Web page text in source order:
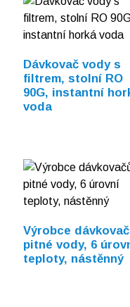
Dávkovač vody s
filtrem, stolní RO
90G, instantní
voda
Výrobce
pitné vody, 6
teploty, nástěnný